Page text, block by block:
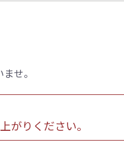
せ。
がりください。